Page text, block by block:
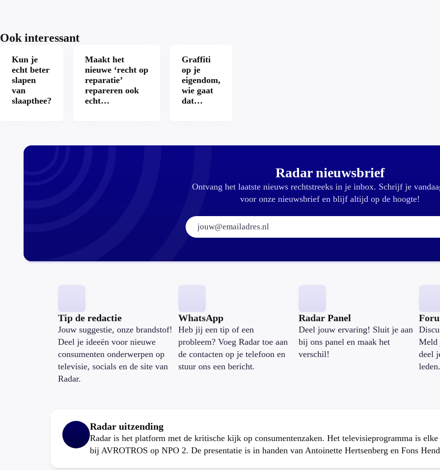
Ook interessant
Kun je
echt beter
slapen
van
slaapthee?
Maakt het
nieuwe ‘recht op
reparatie’
repareren ook
echt
Graffiti
op je
eigendom,
wie gaat
dat
Radar nieuwsbrief
Ontvang het laatste nieuws rechtstreeks in je inbox. Schrijf je
voor onze nieuwsbrief en blijf altijd op de hoogte!
E-mailadres:
Tip de redactie
Jouw suggestie, onze brandstof!
Deel je ideeën voor nieuwe
consumenten onderwerpen op
televisie, socials en de site van
Radar.
WhatsApp
Heb jij een tip of een
probleem? Voeg Radar toe aan
de contacten op je telefoon en
stuur ons een bericht.
Radar Panel
Deel jouw ervaring! Sluit je aan
bij ons panel en maak het
verschil!
Meld
deel
leden.
Radar uitzending
Radar is het platform met de kritische kijk op consumentenzaken. Het televisieprogramma is elke
bij AVROTROS op NPO 2. De presentatie is in handen van Antoinette Hertsenberg en Fons